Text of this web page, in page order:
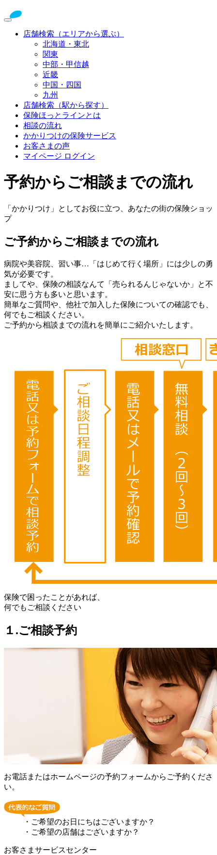
店舗検索（エリアから選ぶ）
北海道・東北
関東
中部・甲信越
近畿
中国・四国
九州
店舗検索（駅から探す）
保険ほっとラインとは
相談の流れ
かかりつけの保険サービス
お客さまの声
マイページ ログイン
予約からご相談までの流れ
「かかりつけ」としてお役に立つ、あなたの街の保険ショッ
プ
ご予約からご相談までの流れ
病院や美容院、習い事…「はじめて行く場所」には少しの勇
気が必要です。
ましてや、保険の相談なんて「売られるんじゃないか」と不
安に思う方も多いと思います。
簡単なご質問や、他社で加入した保険についての確認でも、
何でもご相談ください。
ご予約から相談までの流れを簡単にご紹介いたします。
保険で困ったことがあれば、
何でもご相談ください
１.ご相談予約
お電話またはホームページの予約フォームからご予約くださ
い。
・ご希望のお日にちはございますか？
・ご希望の店舗はございますか？
お客さまサービスセンター